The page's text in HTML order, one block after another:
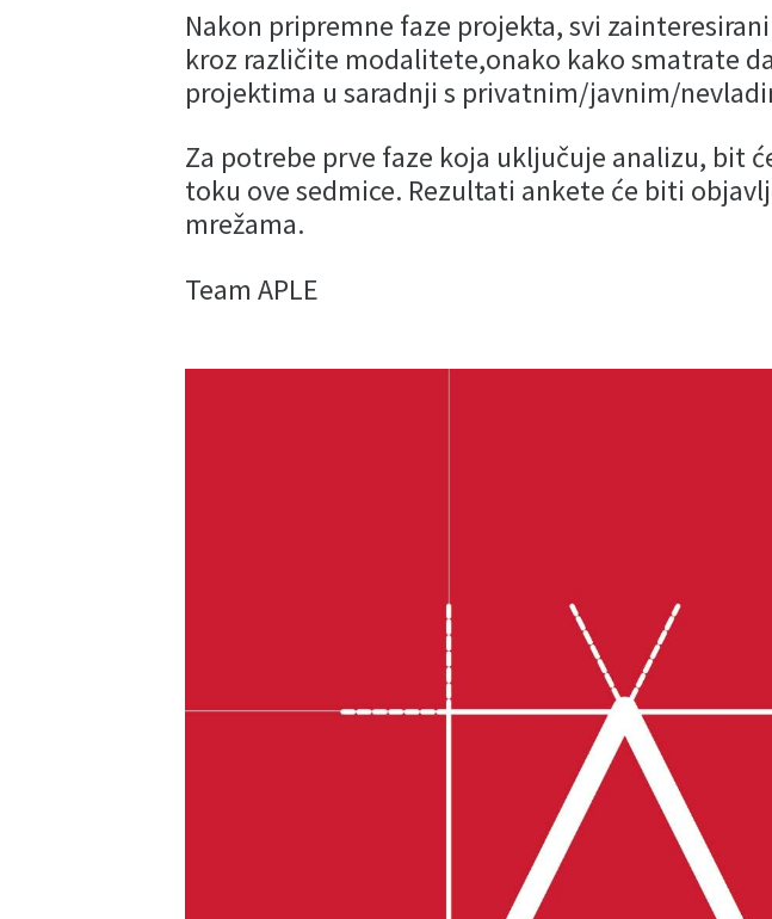
Nakon pripremne faze projekta, svi
kroz različite modalitete,onako kako smatrate
projektima u saradnji s privatnim/javnim/
Za potrebe prve faze koja uključuje analizu, bit
toku ove sedmice. Rezultati ankete će biti
mrežama.
Team APLE